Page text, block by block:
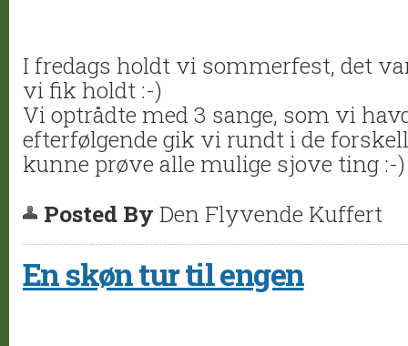
I fredags holdt vi sommerfest, det
vi fik holdt :-)
Vi optrådte med 3 sange, som vi
efterfølgende gik vi rundt i de
kunne prøve alle mulige sjove ting :-)
Posted By Den Flyvende Kuffert
En skøn tur til engen